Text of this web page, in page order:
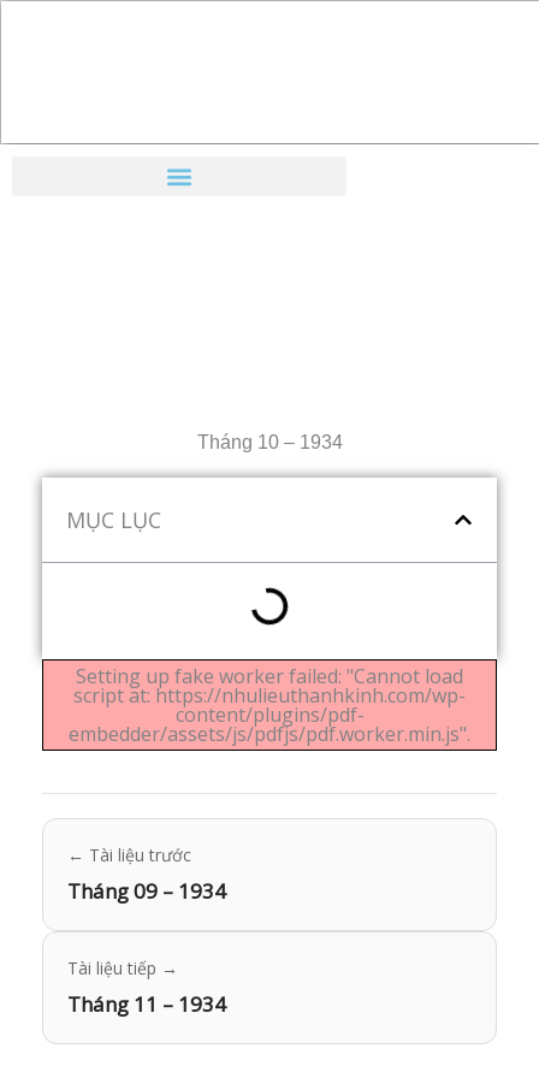
Tháng 10 – 1934
MỤC LỤC
Setting up fake worker failed: "Cannot load
script at: https://nhulieuthanhkinh.com/wp-
content/plugins/pdf-
embedder/assets/js/pdfjs/pdf.worker.min.js".
← Tài liệu trước
Tháng 09 – 1934
Tài liệu tiếp →
Tháng 11 – 1934